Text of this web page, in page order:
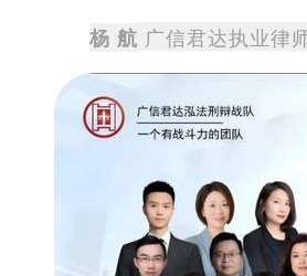
杨 航 广信君达执业律